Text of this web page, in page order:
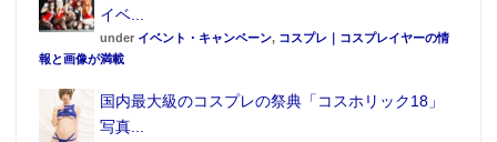
イベ...
under イベント・キャンペーン, コスプレ｜コスプレイヤーの情
報と画像が満載
国内最大級のコスプレの祭典「コスホリック18」
写真...